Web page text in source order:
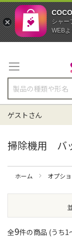
テ
ン
ツ
に
ス
キ
ッ
ゲストさん
掃除機用 バ
ホーム オプシ
全9件の商品 (うち1
シャー
WEB